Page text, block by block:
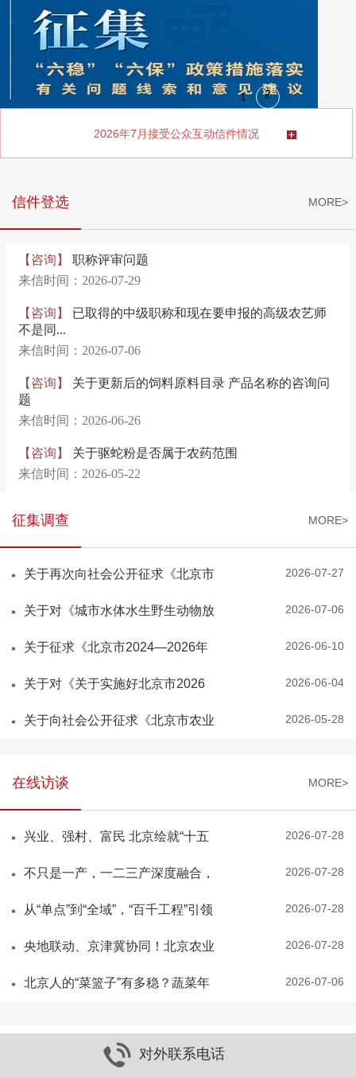
1 2
2026年7月接受公众互动信件情况
信件登选 MORE>
征集调查 MORE>
关于再次向社会公开征求《北京市
2026-07-27
关于对《城市水体水生野生动物放
2026-07-06
关于征求《北京市2024—2026年
2026-06-10
关于对《关于实施好北京市2026
2026-06-04
关于向社会公开征求《北京市农业
2026-05-28
在线访谈 MORE>
兴业、强村、富民 北京绘就“十五
2026-07-28
不只是一产，一二三产深度融合，
2026-07-28
从“单点”到“全域”，“百千工程”引领
2026-07-28
央地联动、京津冀协同！北京农业
2026-07-28
北京人的“菜篮子”有多稳？蔬菜年
2026-07-06
对外联系电话